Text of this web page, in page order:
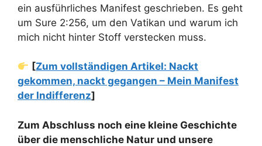
ein ausführliches Manifest geschrieben. Es geht
um Sure 2:256, um den Vatikan und warum ich
mich nicht hinter Stoff verstecken muss.
[Zum vollständigen Artikel: Nackt
gekommen, nackt gegangen – Mein Manifest
der Indifferenz]
Zum Abschluss noch eine kleine Geschichte
über die menschliche Natur und unsere